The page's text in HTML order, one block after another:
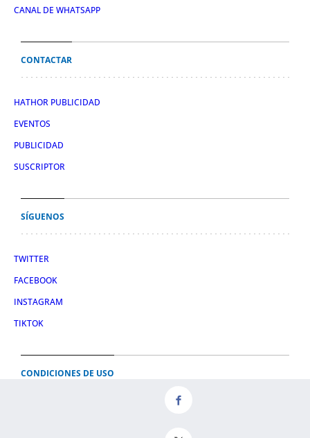
CANAL DE WHATSAPP
CONTACTAR
HATHOR PUBLICIDAD
EVENTOS
PUBLICIDAD
SUSCRIPTOR
SÍGUENOS
TWITTER
FACEBOOK
INSTAGRAM
TIKTOK
CONDICIONES DE USO